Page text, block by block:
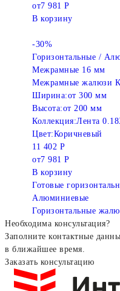
от7 981 Р
В корзину
-30%
Горизонтальные /
Межрамные 16 мм
Межрамные жалюзи
Ширина:от 300 мм
Высота:от 200 мм
Коллекция:Лента
Цвет:Коричневый
11 402 Р
от7 981 Р
В корзину
Готовые
Алюминиевые
Горизонтальные
Необходима консультация?
Заполните контактные
в ближайшее время.
Заказать консультацию